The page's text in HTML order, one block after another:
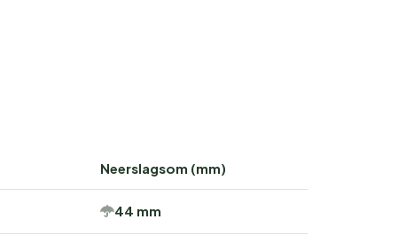
Neerslagsom (mm)
44 mm